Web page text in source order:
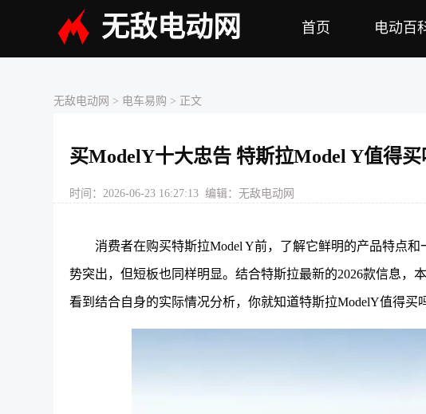
无敌电动网 首页 电动百
无敌电动网 > 电车易购 > 正文
买ModelY十大忠告 特斯拉Model Y值得买
时间：2026-06-23 16:27:13 编辑：无敌电动网
消费者在购买特斯拉Model Y前，了解它鲜明的产品特点
势突出，但短板也同样明显。结合特斯拉最新的2026款信息，
看到结合自身的实际情况分析，你就知道特斯拉ModelY值得买